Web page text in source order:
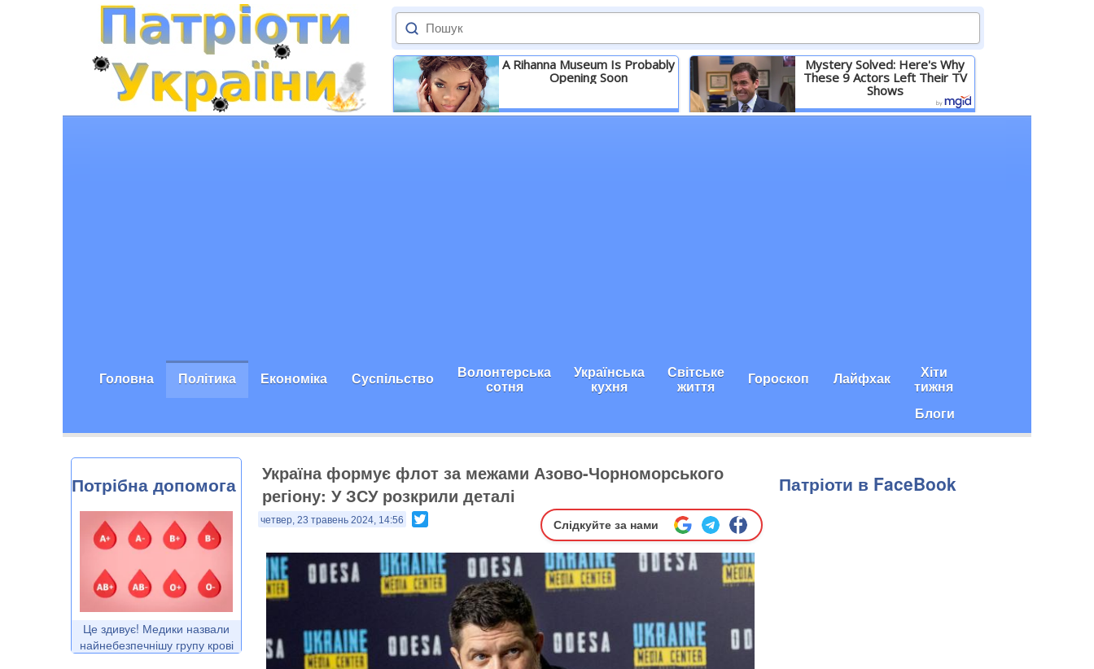
A Rihanna Museum Is Probably
Opening Soon
Детальніше
Mystery Solved: Here's Why
These 9 Actors Left Their TV
Shows
Детальніше
Головна Політика Економіка Суспільство Волонтерська
сотня
Українська
кухня
Світське
життя Гороскоп Лайфхак Хіти
тижня
Блоги
Потрібна допомога
Це здивує! Медики назвали
найнебезпечнішу групу крові
Україна формує флот за межами Азово-Чорноморського
регіону: У ЗСУ розкрили деталі
четвер, 23 травень 2024, 14:56 Слідкуйте за нами
Патріоти в FaceBook